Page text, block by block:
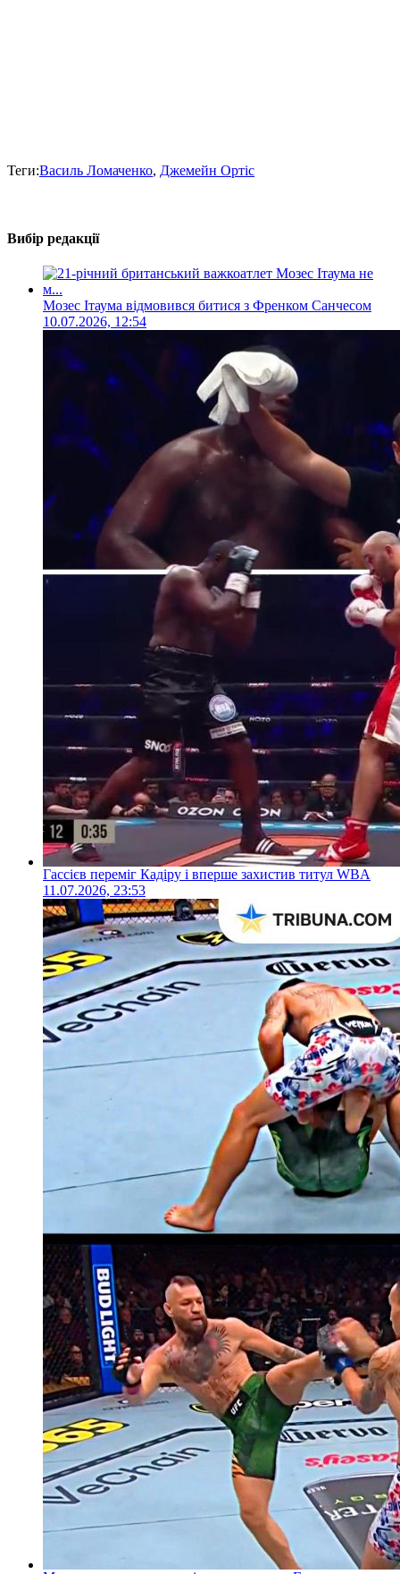
Теги:Василь Ломаченко, Джемейн Ортіс
Вибір редакції
Мозес Ітаума відмовився битися з Френком Санчесом
10.07.2026, 12:54
Гассієв переміг Кадіру і вперше захистив титул WBA
11.07.2026, 23:53